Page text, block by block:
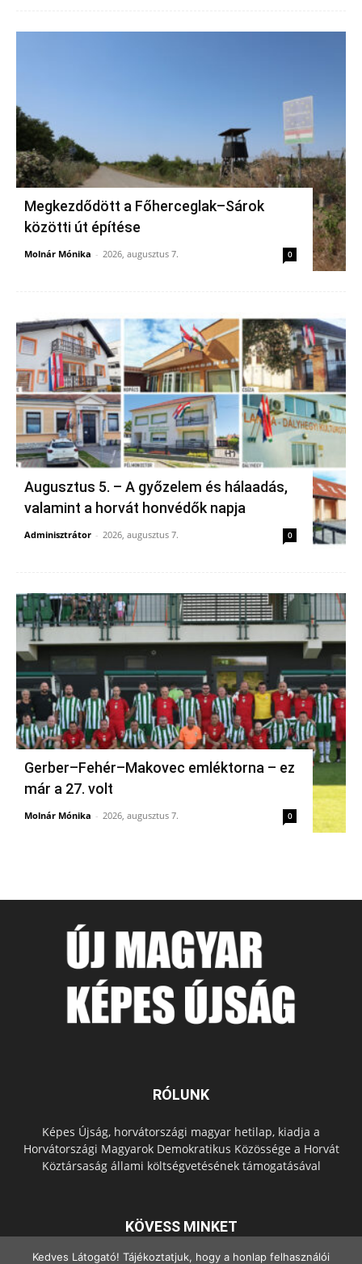
Megkezdődött a Főherceglak–Sárok
közötti út építése
Molnár Mónika - 2026, augusztus 7. 0
Augusztus 5. – A győzelem és hálaadás,
valamint a horvát honvédők napja
Adminisztrátor - 2026, augusztus 7. 0
Gerber–Fehér–Makovec emléktorna – ez
már a 27. volt
Molnár Mónika - 2026, augusztus 7. 0
RÓLUNK
Képes Újság, horvátországi magyar hetilap, kiadja a
Horvátországi Magyarok Demokratikus Közössége a Horvát
Köztársaság állami költségvetésének támogatásával
KÖVESS MINKET
Kedves Látogató! Tájékoztatjuk, hogy a honlap felhasználói